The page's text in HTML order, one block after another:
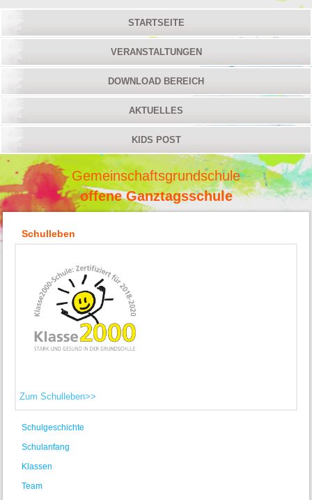
STARTSEITE
VERANSTALTUNGEN
DOWNLOAD BEREICH
AKTUELLES
KIDS POST
Gemeinschaftsgrundschule
offene Ganztagsschule
Schulleben
Zum Schulleben>>
Schulgeschichte
Schulanfang
Klassen
Team